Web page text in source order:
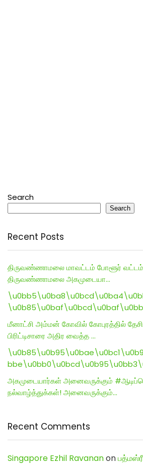
Search
Search
Recent Posts
திருவண்ணாமலை மாவட்டம் போளூர் வட்டம்
திருவண்ணாமலை அகமுடையா…
மீனாட்சி அம்மன் கோவில் கோபுரத்தில்
பிரிட்டிசாரை அதிர வைத்த …
அகமுடையார்கள் அனைவருக்கும்
நல்வாழ்த்துக்கள்! அனைவருக்கும்…
Recent Comments
Singapore Ezhil Ravananonபத்மஸ்ரீ